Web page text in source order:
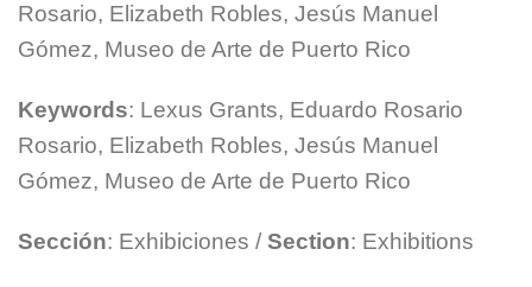
Rosario, Elizabeth Robles, Jesús Manuel
Gómez, Museo de Arte de Puerto Rico
Keywords: Lexus Grants, Eduardo Rosario
Rosario, Elizabeth Robles, Jesús Manuel
Gómez, Museo de Arte de Puerto Rico
Sección: Exhibiciones / Section: Exhibitions